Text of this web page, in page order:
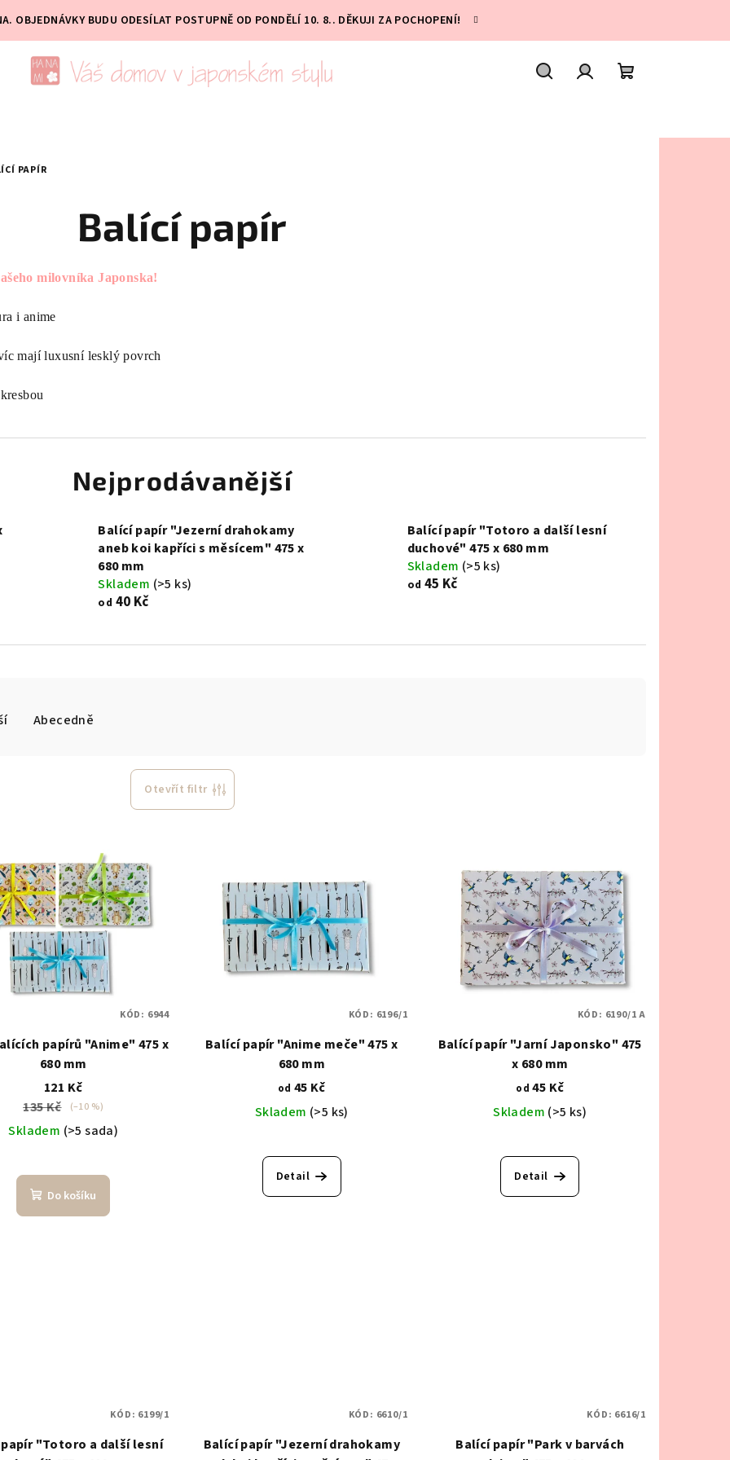
OBJEDNÁVKY BUDU ODESÍLAT POSTUPNĚ OD PONDĚLÍ 10. 8.. DĚKUJI ZA POCHOPENÍ!
košík
PAPÍR
Balící papír
milovníka Japonska!
i anime
mají luxusní lesklý povrch
Nejprodávanější
Balící papír "Jezerní drahokamy
aneb koi kapříci s měsícem" 475 x
680 mm
Skladem (>5 ks)
od 40 Kč
Balící papír "Totoro a další lesní
duchové" 475 x 680 mm
Skladem (>5 ks)
od 45 Kč
Abecedně
Otevřít filtr
papírů "Anime" 475 x
680 mm
121 Kč
135 Kč
(–10 %)
Skladem (>5 sada)
Do košíku
KÓD: 6944
Balící papír "Anime meče" 475 x
680 mm
od 45 Kč
Skladem (>5 ks)
hodnocení
produktu
je
Detail
KÓD: 6196/1
Balící papír "Jarní Japonsko" 475
x 680 mm
od 45 Kč
Skladem (>5 ks)
Detail
KÓD: 6190/1 A
"Totoro a další lesní
KÓD: 6199/1
Balící papír "Jezerní drahokamy
KÓD: 6610/1
Balící papír "Park v barvách
KÓD: 6616/1